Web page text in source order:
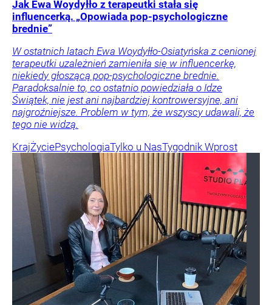
Jak Ewa Woydyłło z terapeutki stała się
influencerką. „Opowiada pop-psychologiczne
brednie”
W ostatnich latach Ewa Woydyłło-Osiatyńska z cenionej
terapeutki uzależnień zamieniła się w influencerkę,
niekiedy głoszącą pop-psychologiczne brednie.
Paradoksalnie to, co ostatnio powiedziała o Idze
Świątek, nie jest ani najbardziej kontrowersyjne, ani
najgroźniejsze. Problem w tym, że wszyscy udawali, że
tego nie widzą.
KrajŻyciePsychologiaTylko u NasTygodnik Wprost